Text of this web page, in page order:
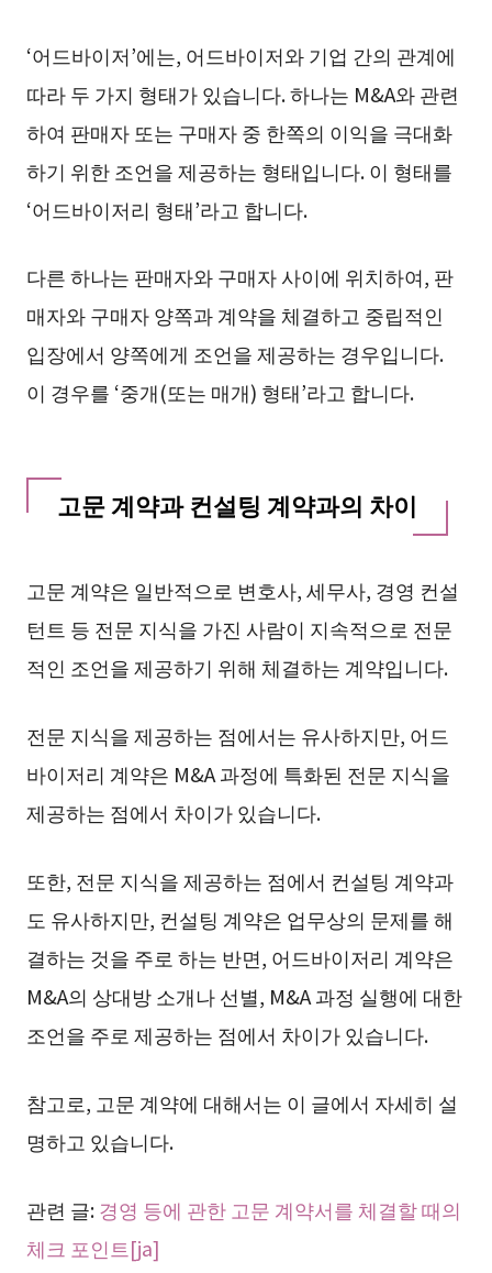
‘어드바이저’에는, 어드바이저와 기업 간의 관계에
따라 두 가지 형태가 있습니다. 하나는 M&A와 관련
하여 판매자 또는 구매자 중 한쪽의 이익을 극대화
하기 위한 조언을 제공하는 형태입니다. 이 형태를
‘어드바이저리 형태’라고 합니다.
다른 하나는 판매자와 구매자 사이에 위치하여, 판
매자와 구매자 양쪽과 계약을 체결하고 중립적인
입장에서 양쪽에게 조언을 제공하는 경우입니다.
이 경우를 ‘중개(또는 매개) 형태’라고 합니다.
고문 계약과 컨설팅 계약과의 차이
고문 계약은 일반적으로 변호사, 세무사, 경영 컨설
턴트 등 전문 지식을 가진 사람이 지속적으로 전문
적인 조언을 제공하기 위해 체결하는 계약입니다.
전문 지식을 제공하는 점에서는 유사하지만, 어드
바이저리 계약은 M&A 과정에 특화된 전문 지식을
제공하는 점에서 차이가 있습니다.
또한, 전문 지식을 제공하는 점에서 컨설팅 계약과
도 유사하지만, 컨설팅 계약은 업무상의 문제를 해
결하는 것을 주로 하는 반면, 어드바이저리 계약은
M&A의 상대방 소개나 선별, M&A 과정 실행에 대한
조언을 주로 제공하는 점에서 차이가 있습니다.
참고로, 고문 계약에 대해서는 이 글에서 자세히 설
명하고 있습니다.
관련 글:경영 등에 관한 고문 계약서를 체결할 때의
체크 포인트[ja]